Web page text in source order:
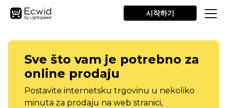
시작하기
Sve što vam je potrebno za
online prodaju
Postavite internetsku trgovinu u nekoliko
minuta za prodaju na web stranici,